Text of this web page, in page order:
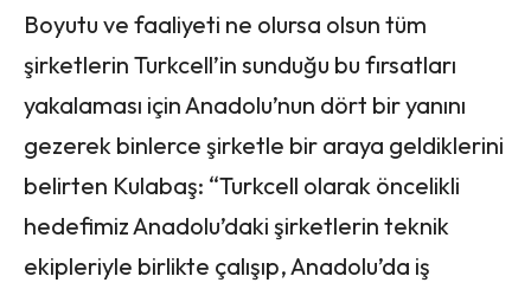
Boyutu ve faaliyeti ne olursa olsun tüm
şirketlerin Turkcell’in sunduğu bu fırsatları
yakalaması için Anadolu’nun dört bir yanını
gezerek binlerce şirketle bir araya geldiklerini
belirten Kulabaş: “Turkcell olarak öncelikli
hedefimiz Anadolu’daki şirketlerin teknik
ekipleriyle birlikte çalışıp, Anadolu’da iş